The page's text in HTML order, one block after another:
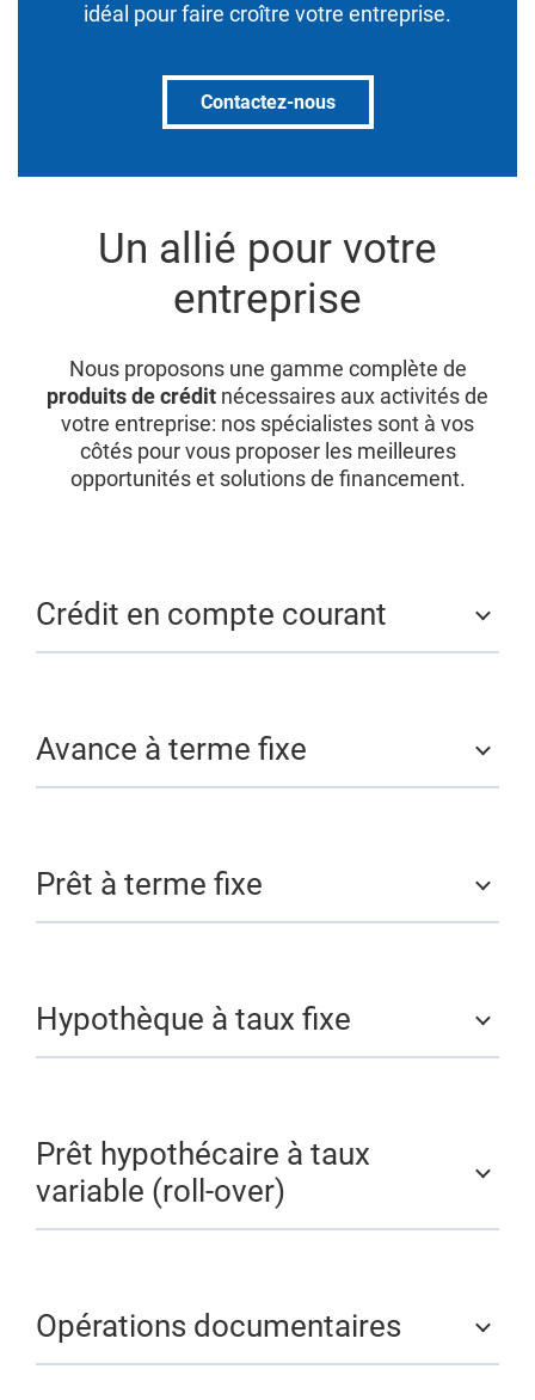
idéal pour faire croître votre entreprise.
Contactez-nous
Un allié pour votre
entreprise
Nous proposons une gamme complète de
produits de crédit nécessaires aux activités de
votre entreprise: nos spécialistes sont à vos
côtés pour vous proposer les meilleures
opportunités et solutions de financement.
Crédit en compte courant
Avance à terme fixe
Prêt à terme fixe
Hypothèque à taux fixe
Prêt hypothécaire à taux
variable (roll-over)
Opérations documentaires